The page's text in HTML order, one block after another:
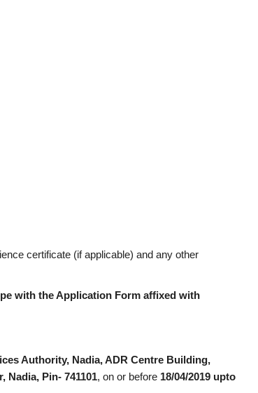
certificate (if applicable) and any other
with the Application Form affixed with
Authority, Nadia, ADR Centre Building,
Nadia, Pin- 741101, on or before 18/04/2019 upto